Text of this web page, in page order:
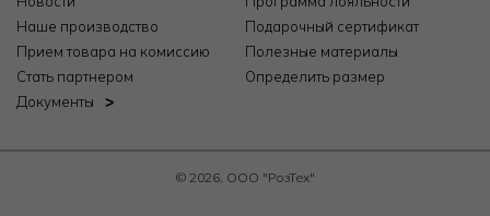
Наше производство
Прием товара на комиссию
Стать партнером
Документы
Подарочный сертификат
Полезные материалы
Определить размер
© 2026, ООО "РозТех"